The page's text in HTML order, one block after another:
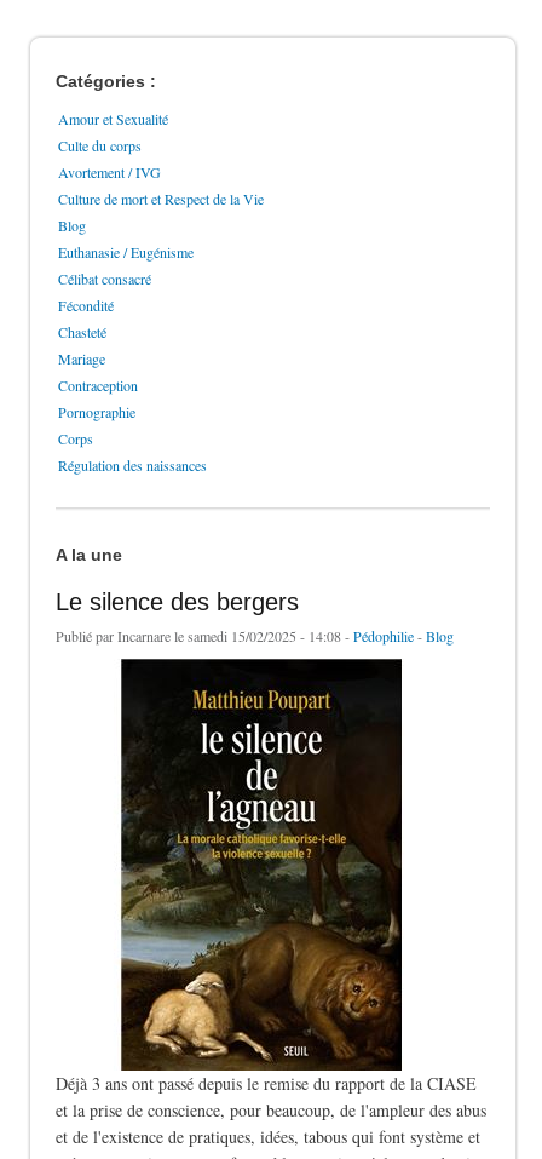
Catégories :
Amour et Sexualité
Culte du corps
Avortement / IVG
Culture de mort et Respect de la Vie
Blog
Euthanasie / Eugénisme
Célibat consacré
Fécondité
Chasteté
Mariage
Contraception
Pornographie
Corps
Régulation des naissances
A la une
Le silence des bergers
Publié parIncarnarele samedi 15/02/2025 - 14:08 -Pédophilie-Blog
Déjà 3 ans ont passé depuis le remise du rapport de la CIASE
et la prise de conscience, pour beaucoup, de l'ampleur des abus
et de l'existence de pratiques, idées, tabous qui font système et